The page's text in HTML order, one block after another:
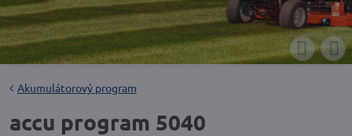
Akumulátorový program
accu program 5040